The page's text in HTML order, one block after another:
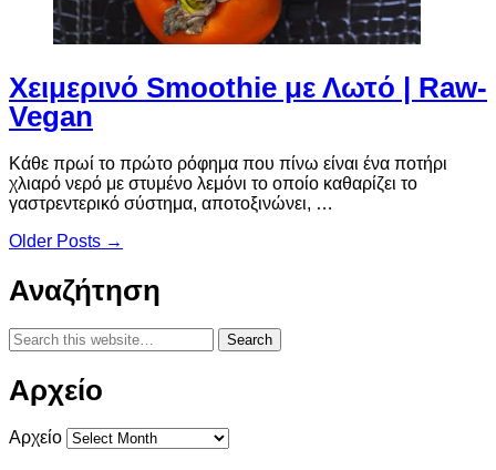
Χειμερινό Smoothie με Λωτό | Raw-
Vegan
Κάθε πρωί το πρώτο ρόφημα που πίνω είναι ένα ποτήρι
χλιαρό νερό με στυμένο λεμόνι το οποίο καθαρίζει το
γαστρεντερικό σύστημα, αποτοξινώνει, …
Older Posts →
Αναζήτηση
Αρχείο
Αρχείο